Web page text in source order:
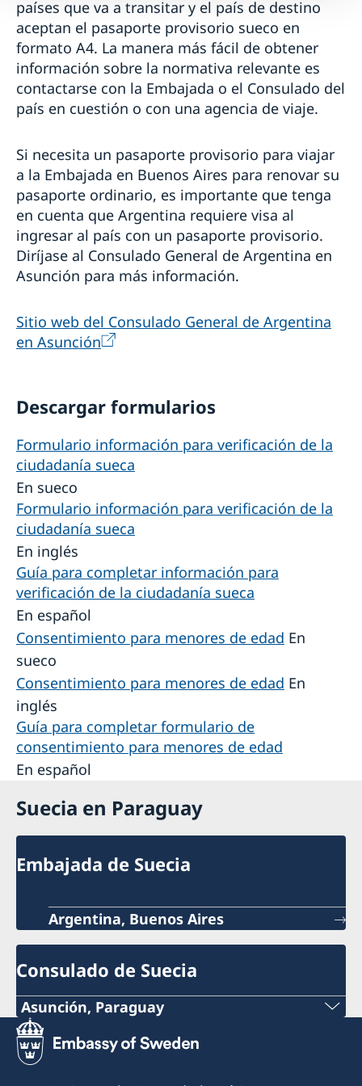
países que va a transitar y el país de destino
aceptan el pasaporte provisorio sueco en
formato A4. La manera más fácil de obtener
información sobre la normativa relevante es
contactarse con la Embajada o el Consulado del
país en cuestión o con una agencia de viaje.
Si necesita un pasaporte provisorio para viajar
a la Embajada en Buenos Aires para renovar su
pasaporte ordinario, es importante que tenga
en cuenta que Argentina requiere visa al
ingresar al país con un pasaporte provisorio.
Diríjase al Consulado General de Argentina en
Asunción para más información.
Sitio web del Consulado General de Argentina
en Asunción
Descargar formularios
Formulario información para verificación de la
ciudadanía sueca
En sueco
Formulario información para verificación de la
ciudadanía sueca
En inglés
Guía para completar información para
verificación de la ciudadanía sueca
En español
Consentimiento para menores de edad En
sueco
Consentimiento para menores de edad En
inglés
Guía para completar formulario de
consentimiento para menores de edad
En español
Suecia en Paraguay
Embajada de Suecia
Argentina, Buenos Aires
Consulado de Suecia
Asunción, Paraguay
Teléfono:
+595 21 2190 463